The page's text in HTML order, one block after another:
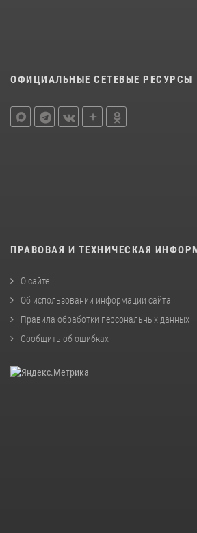
ОФИЦИАЛЬНЫЕ СЕТЕВЫЕ РЕСУРСЫ
ПРАВОВАЯ И ТЕХНИЧЕСКАЯ
О сайте
Об использовании информации сайта
Правила обработки персональных данных
Сообщить об ошибках